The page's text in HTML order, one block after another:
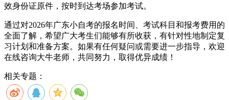
效身份证原件，按时到达考场参加考试。
通过对2026年广东小自考的报名时间、考试科目和报考费用的
全面了解，希望广大考生们能够有所收获，有针对性地制定复
习计划和准备方案。如果有任何疑问或需要进一步指导，欢迎
在线咨询大牛老师，共同努力，取得优异成绩！
相关专题：